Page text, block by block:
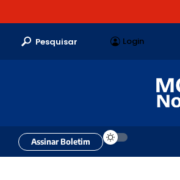
Pesquisar Login
Assinar Boletim